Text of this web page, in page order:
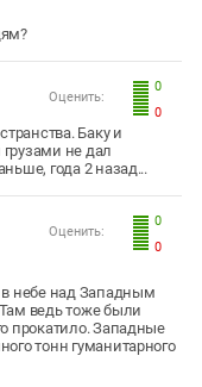
0
0
Оценить:
Баку и
не дал
года 2 назад...
0
0
Оценить:
небе над Западным
ведь тоже были
прокатило. Западные
тонн гуманитарного